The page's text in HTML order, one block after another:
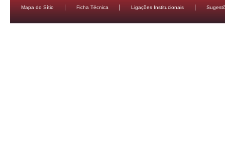
Mapa do Sítio Ficha Técnica Ligações Institucionais